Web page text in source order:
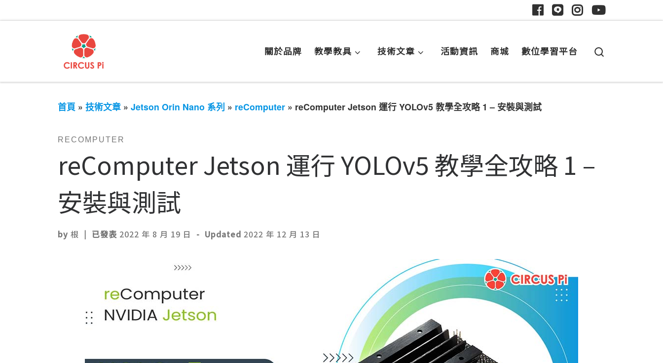
關於品牌 教學教具 技術文章 活動資訊 商城 數位學習平台
首頁 » 技術文章 » Jetson Orin Nano 系列 » reComputer » reComputer Jetson 運行 YOLOv5 教學全攻略 1 – 安裝與測試
RECOMPUTER
reComputer Jetson 運行 YOLOv5 教學全攻略 1 –
安裝與測試
by 根 | 已發表 2022 年 8 月 19 日 - Updated 2022 年 12 月 13 日